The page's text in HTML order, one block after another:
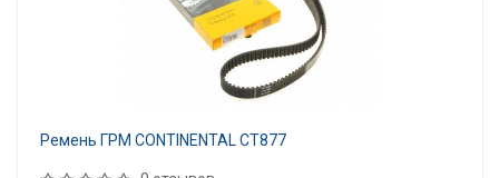
Ремень ГРМ CONTINENTAL CT877